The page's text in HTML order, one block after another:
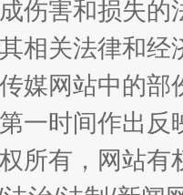
魏明亮
伤害和损失
相关法律和
媒网站中的
一时间作出
所有，网站